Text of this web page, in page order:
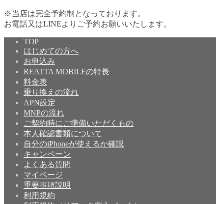
※当店は完全予約制となっております。
お電話又はLINEよりご予約お願いいたします。
TOP
はじめての方へ
お申込み
REATTA MOBILEの特長
料金表
乗り換えの流れ
APN設定
MNPの流れ
ご契約時にご準備いただくもの
本人確認書類について
自分のiPhoneが使えるか確認
キャンペーン
よくある質問
マイページ
重要事項説明
利用規約